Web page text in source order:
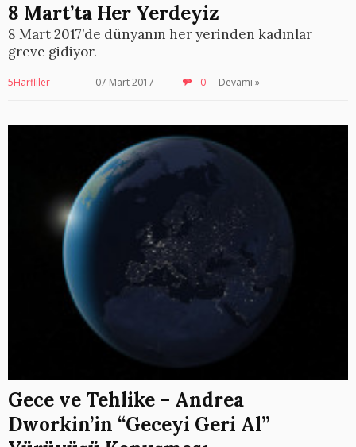
8 Mart’ta Her Yerdeyiz
8 Mart 2017’de dünyanın her yerinden kadınlar
greve gidiyor.
5Harfliler 07 Mart 2017 0 Devamı »
Gece ve Tehlike – Andrea
Dworkin’in “Geceyi Geri Al”